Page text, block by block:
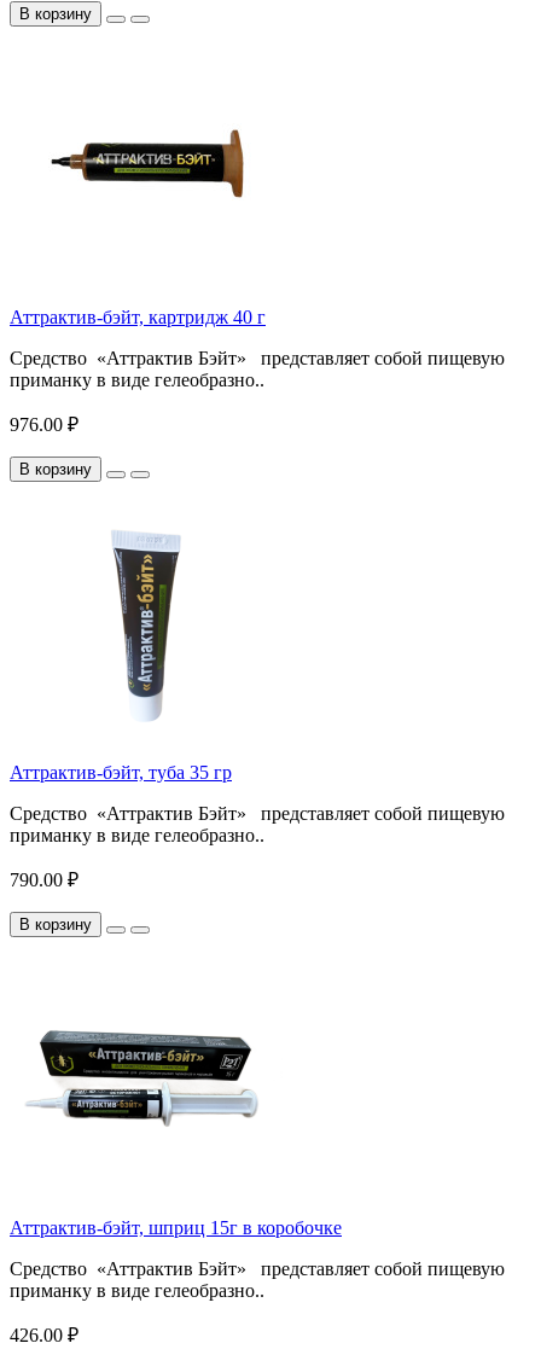
В корзину
Аттрактив-бэйт, картридж 40 г
Средство «Аттрактив Бэйт» представляет собой пищевую
приманку в виде гелеобразно..
976.00 ₽
В корзину
Аттрактив-бэйт, туба 35 гр
Средство «Аттрактив Бэйт» представляет собой пищевую
приманку в виде гелеобразно..
790.00 ₽
В корзину
Аттрактив-бэйт, шприц 15г в коробочке
Средство «Аттрактив Бэйт» представляет собой пищевую
приманку в виде гелеобразно..
426.00 ₽